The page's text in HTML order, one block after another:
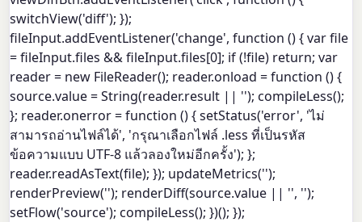
switchView('diff'); });
fileInput.addEventListener('change', function () { var file
= fileInput.files && fileInput.files[0]; if (!file) return; var
reader = new FileReader(); reader.onload = function () {
source.value = String(reader.result || ''); compileLess();
}; reader.onerror = function () { setStatus('error', 'ไม่
สามารถอ่านไฟล์ได้', 'กรุณาเลือกไฟล์ .less ที่เป็นรหัส
ข้อความแบบ UTF-8 แล้วลองใหม่อีกครั้ง'); };
reader.readAsText(file); }); updateMetrics('');
renderPreview(''); renderDiff(source.value || '', '');
setFlow('source'); compileLess(); })(); });